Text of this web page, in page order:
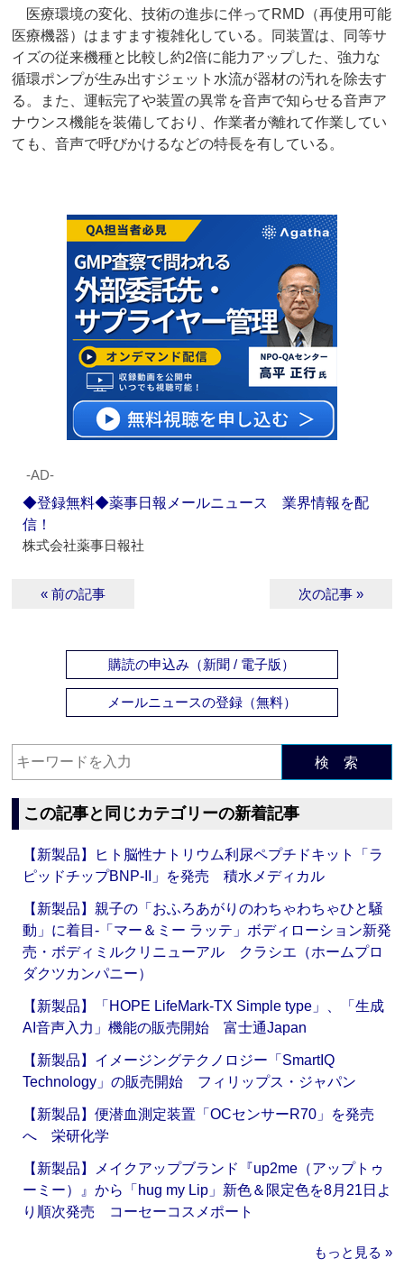
医療環境の変化、技術の進歩に伴ってRMD（再使用可能
医療機器）はますます複雑化している。同装置は、同等サ
イズの従来機種と比較し約2倍に能力アップした、強力な
循環ポンプが生み出すジェット水流が器材の汚れを除去す
る。また、運転完了や装置の異常を音声で知らせる音声ア
ナウンス機能を装備しており、作業者が離れて作業してい
ても、音声で呼びかけるなどの特長を有している。
‐AD‐
◆登録無料◆薬事日報メールニュース 業界情報を配
信！
株式会社薬事日報社
« 前の記事 次の記事 »
購読の申込み（新聞 / 電子版）
メールニュースの登録（無料）
検 索
この記事と同じカテゴリーの新着記事
【新製品】ヒト脳性ナトリウム利尿ペプチドキット「ラ
ピッドチップBNP-II」を発売 積水メディカル
【新製品】親子の「おふろあがりのわちゃわちゃひと騒
動」に着目‐「マー＆ミー ラッテ」ボディローション新発
売・ボディミルクリニューアル クラシエ（ホームプロ
ダクツカンパニー）
【新製品】「HOPE LifeMark-TX Simple type」、「生成
AI音声入力」機能の販売開始 富士通Japan
【新製品】イメージングテクノロジー「SmartIQ
Technology」の販売開始 フィリップス・ジャパン
【新製品】便潜血測定装置「OCセンサーR70」を発売
へ 栄研化学
【新製品】メイクアップブランド『up2me（アップトゥ
ーミー）』から「hug my Lip」新色＆限定色を8月21日よ
り順次発売 コーセーコスメポート
もっと見る »